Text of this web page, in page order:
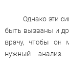
Однако эти
быть вызваны и
врачу, чтобы он
нужный